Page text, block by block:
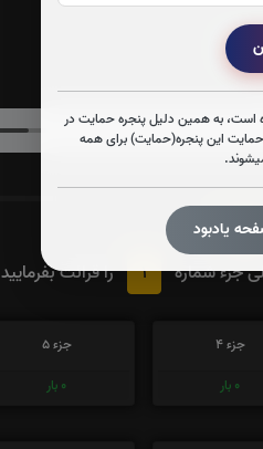
است، به همین دلیل پنجره حمایت در
حمایت این پنجره(حمایت) برای همه
یادبود0
بار
جزء شماره
1 را قرائت بفرمایید
جزء 4
0 بار
جزء 5
0 بار